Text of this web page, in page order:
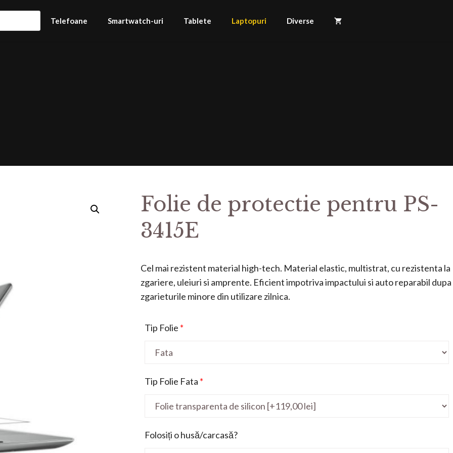
Telefoane Smartwatch-uri Tablete Laptopuri Diverse
Folie de protectie pentru PS-
3415E
Cel mai rezistent material high-tech. Material elastic, multistrat, cu rezistenta la
zgariere, uleiuri si amprente. Eficient impotriva impactului si auto reparabil dupa
zgarieturile minore din utilizare zilnica.
Tip Folie *
Tip Folie Fata *
Folosiți o husă/carcasă?